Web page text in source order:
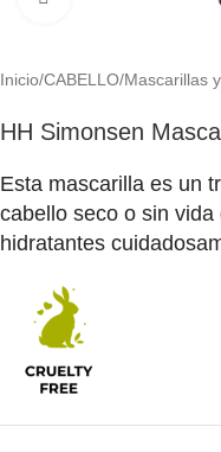
Inicio/CABELLO/Mascarillas
HH Simonsen
Esta mascarilla es un
cabello seco o sin
hidratantes